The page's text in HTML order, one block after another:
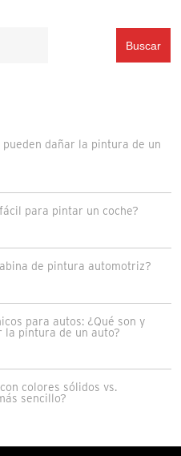
dañar la pintura de un
para pintar un coche?
de pintura automotriz?
para autos: ¿Qué son y
la pintura de un auto?
colores sólidos vs.
sencillo?